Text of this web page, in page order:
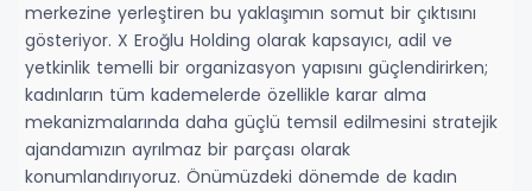
merkezine yerleştiren bu yaklaşımın somut bir çıktısını
gösteriyor. X Eroğlu Holding olarak kapsayıcı, adil ve
yetkinlik temelli bir organizasyon yapısını güçlendirirken;
kadınların tüm kademelerde özellikle karar alma
mekanizmalarında daha güçlü temsil edilmesini stratejik
ajandamızın ayrılmaz bir parçası olarak
konumlandırıyoruz. Önümüzdeki dönemde de kadın